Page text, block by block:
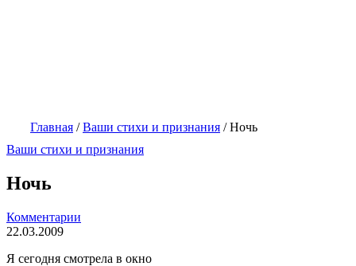
Главная /Ваши стихи и признания /Ночь
Ваши стихи и признания
Ночь
Комментарии
22.03.2009
Я сегодня смотрела в окно